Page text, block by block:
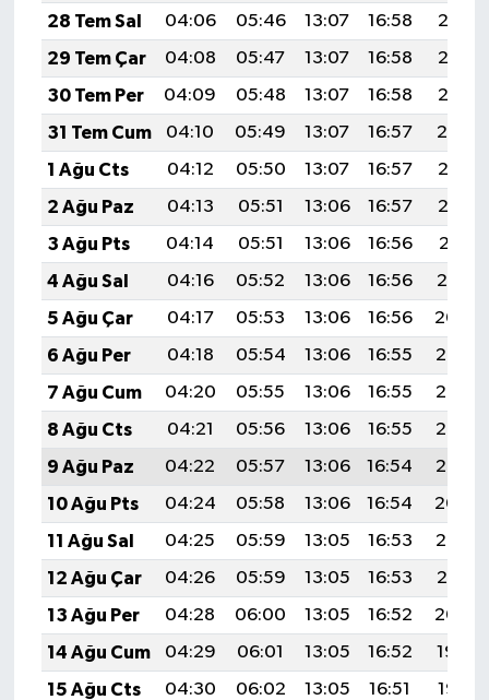
28 Tem Sal
04:06 05:46 13:07 16:58
20:17
29 Tem Çar
04:08 05:47 13:07 16:58
20:16
30 Tem Per
04:09 05:48 13:07 16:58
20:15
31 Tem Cum
04:10 05:49 13:07 16:57
20:14
1 Ağu Cts
04:12 05:50 13:07 16:57
20:13
2 Ağu Paz
04:13 05:51 13:06 16:57
20:12
3 Ağu Pts
04:14 05:51 13:06 16:56
20:11
4 Ağu Sal
04:16 05:52 13:06 16:56
20:10
5 Ağu Çar
04:17 05:53 13:06 16:56
20:09
6 Ağu Per
04:18 05:54 13:06 16:55
20:08
7 Ağu Cum
04:20 05:55 13:06 16:55
20:07
8 Ağu Cts
04:21 05:56 13:06 16:55
20:06
9 Ağu Paz
04:22 05:57 13:06 16:54
20:05
10 Ağu Pts
04:24 05:58 13:06 16:54
20:04
11 Ağu Sal
04:25 05:59 13:05 16:53
20:02
12 Ağu Çar
04:26 05:59 13:05 16:53
20:01
13 Ağu Per
04:28 06:00 13:05 16:52
20:00
14 Ağu Cum
04:29 06:01 13:05 16:52
19:59
15 Ağu Cts
04:30 06:02 13:05 16:51
19:57